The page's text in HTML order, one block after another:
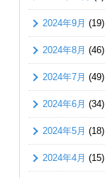
2024年9月 (19)
2024年8月 (46)
2024年7月 (49)
2024年6月 (34)
2024年5月 (18)
2024年4月 (15)